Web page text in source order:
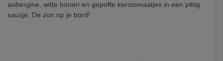
aubergine, witte bonen en gepofte kerstomaatjes in een pittig
sausje. De zon op je bord!